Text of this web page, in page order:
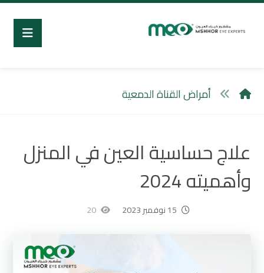
أمراض القناة الدمعية
علاج حساسية العين في المنزل
وأهميته 2024
15 نوفمبر 2023 20